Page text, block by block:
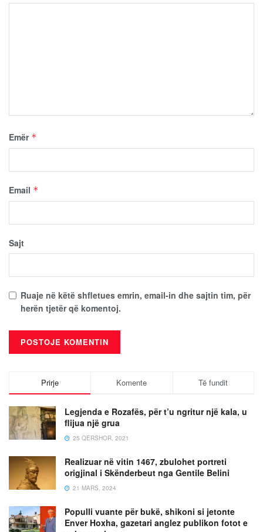
Emër *
Email *
Sajt
Ruaje në këtë shfletues emrin, email-in dhe sajtin tim, për
herën tjetër që komentoj.
Prirje Komente Të fundit
Legjenda e Rozafës, për t’u ngritur një kala, u
flijua një grua
25 QERSHOR, 2021
Realizuar në vitin 1467, zbulohet portreti
origjinal i Skënderbeut nga Gentile Belini
21 MARS, 2024
Populli vuante për bukë, shikoni si jetonte
Enver Hoxha, gazetari anglez publikon fotot e